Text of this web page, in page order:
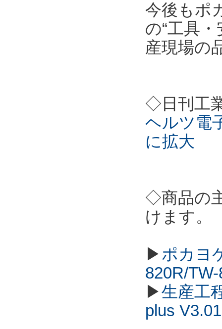
今後もポ
の“工具
産現場の
◇日刊工
ヘルツ電
に拡大
◇商品の
けます。
▶ポカヨ
820R/
▶生産工
plus V3.01